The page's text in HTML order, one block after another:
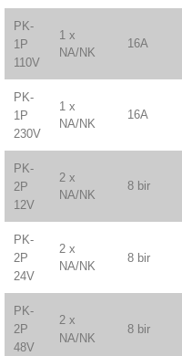
PK-
1P
110V
1 x
NA/NK
16A
PK-
1P
230V
1 x
NA/NK
16A
PK-
2P
12V
2 x
NA/NK
8 bir
PK-
2P
24V
2 x
NA/NK
8 bir
PK-
2P
48V
2 x
NA/NK
8 bir